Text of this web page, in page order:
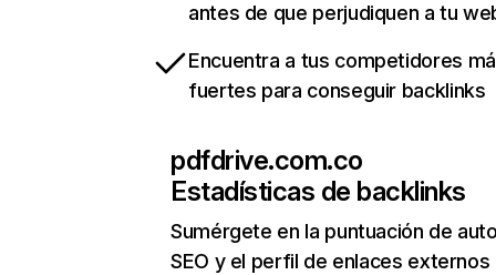
antes de que perjudiquen a tu
Encuentra a tus competidores
fuertes para conseguir backlinks
pdfdrive.com.co
Estadísticas de backlinks
Sumérgete en la puntuación de
SEO y el perfil de enlaces externos